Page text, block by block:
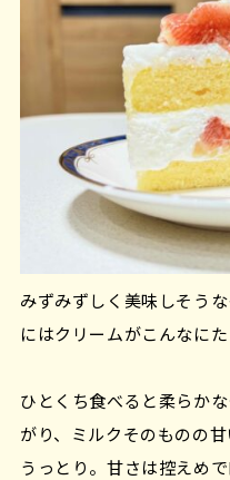
みずみずしく美味しそう
にはクリームがこんなに
ひとくち食べると柔らか
がり、ミルクそのものの
うっとり。甘さは控えめ